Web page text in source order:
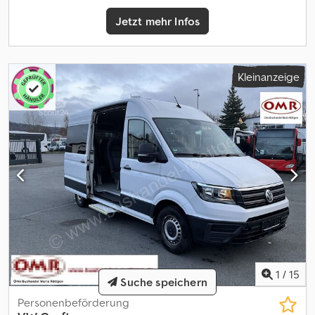
Auto, Start-Stopp-Automatik, Airbags sowie weitere serienmäßige
Ausstattungsmerkmale. Fahrzeugaufbau mit festem Aufbau,
Innenabmessungen des Ladebereichs: 3,50 m x 2,04 m,
kg. MASON TRUCKS Via Vicenza, 31 Vedelago (Treviso)
Jetzt mehr Infos
Kleinanzeige
1 / 15
Personenbeförderung
Suche speichern